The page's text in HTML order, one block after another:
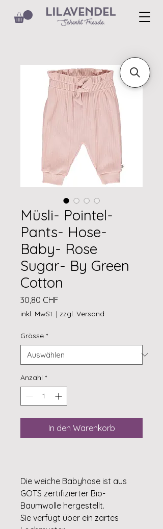
Müsli- Pointel-
Pants- Hose-
Baby- Rose
Sugar- By Green
Cotton
30,80 CHF
inkl. MwSt. | zzgl. Versand
Grösse *
Anzahl *
In den Warenkorb
Die weiche Babyhose ist aus
GOTS zertifizierter Bio-
Baumwolle hergestellt.
Sie verfügt über ein zartes